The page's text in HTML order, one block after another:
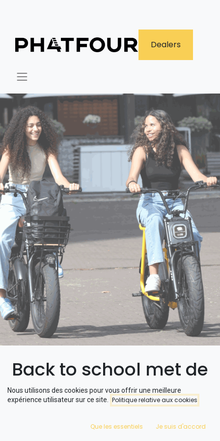
​Dealers
Back to school met de
Phatfour fatbike
Het is weer die tijd van het jaar waarin de zomer langzaam
overgaat in de herfst en de opwinding van een nieuw schooljaar in
Nous utilisons des cookies pour vous offrir une meilleure
expérience utilisateur sur ce site.
Politique relative aux cookies
Que les essentiels Je suis d'accord